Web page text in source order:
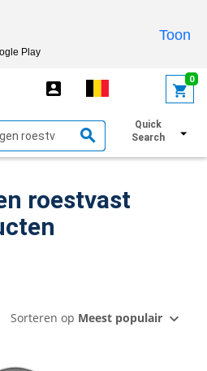
Play
Toon
0
Quick
Search
filters
roestvast
Sorteren op Meest populair